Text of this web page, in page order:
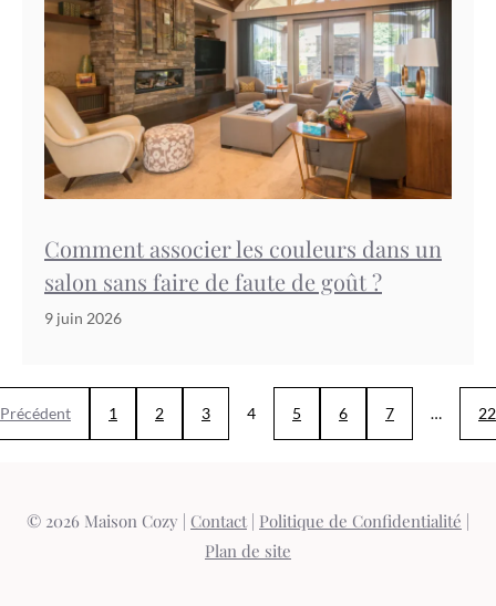
Comment associer les couleurs dans un
salon sans faire de faute de goût ?
9 juin 2026
Précédent 1 2 3 4 5 6 7 … 22
© 2026 Maison Cozy | Contact| Politique de Confidentialité |
Plan de site